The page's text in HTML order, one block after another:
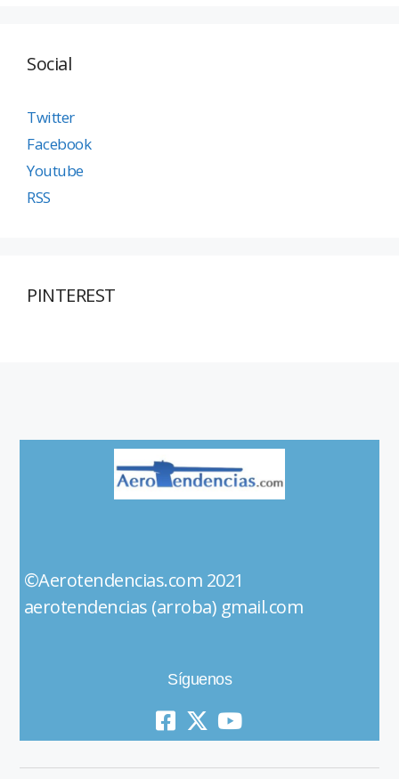
Social
Twitter
Facebook
Youtube
RSS
PINTEREST
©Aerotendencias.com 2021
aerotendencias (arroba) gmail.com
Síguenos